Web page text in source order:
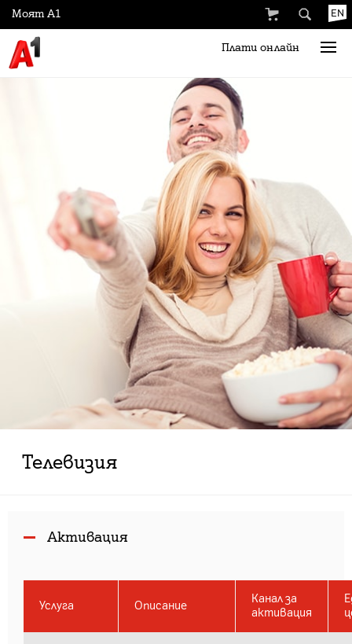
EN
Плати онлайн
Моят А1
Телевизия
Активация
Услуга Описание
Канал за
активация